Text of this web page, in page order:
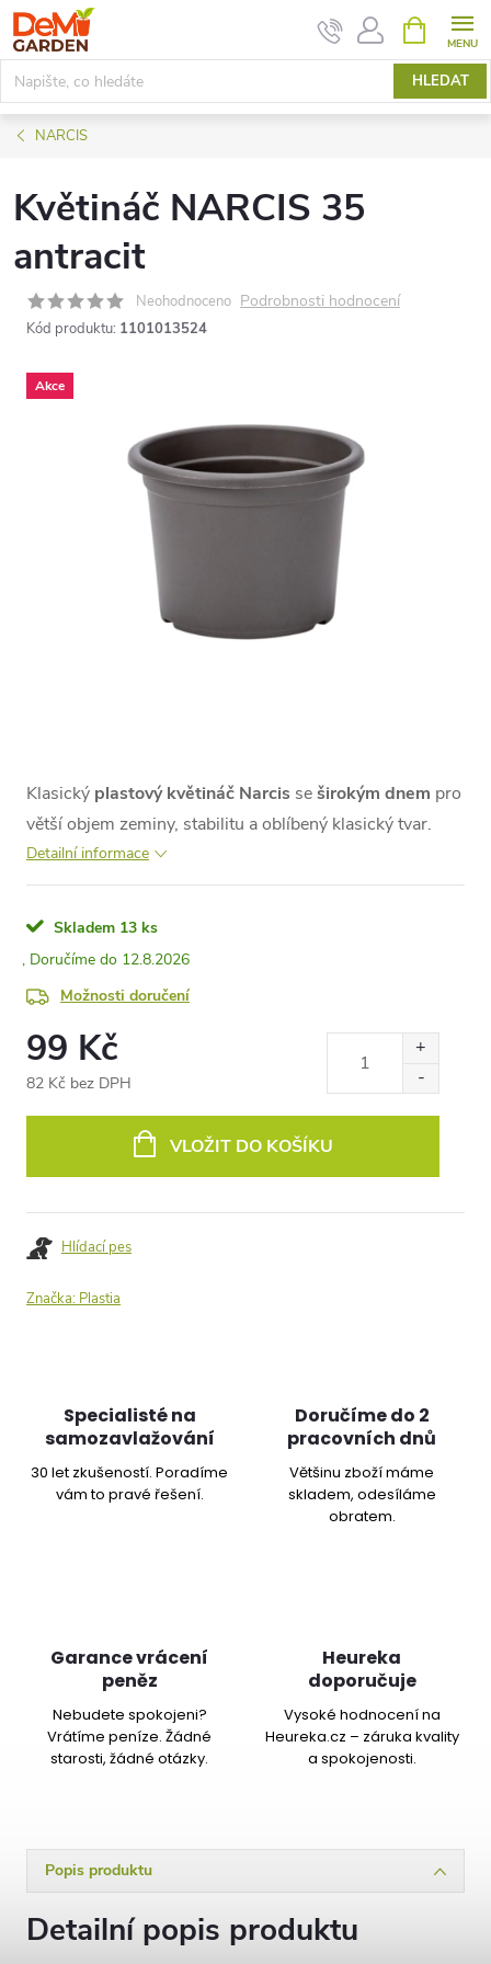
Přejít
na
obsah
HLEDAT
NÁKUPNÍ
KOŠÍK
NARCIS
Květináč NARCIS 35
antracit
Neohodnoceno Podrobnosti hodnocení
Kód produktu: 1101013524
Akce
Klasický plastový květináč Narcis seširokým dnem pro
větší objem zeminy, stabilitu a oblíbený klasický tvar.
Detailní informace
Skladem 13 ks
12.8.2026
Možnosti doručení
99 Kč
82 Kč bez DPH
VLOŽIT DO KOŠÍKU
Hlídací pes
Značka: Plastia
Specialisté na
samozavlažování
30 let zkušeností. Poradíme
vám to pravé řešení.
Doručíme do 2
pracovních dnů
Většinu zboží máme
skladem, odesíláme
obratem.
Garance vrácení
peněz
Nebudete spokojeni?
Vrátíme peníze. Žádné
starosti, žádné otázky.
Heureka
doporučuje
Vysoké hodnocení na
Heureka.cz – záruka kvality
a spokojenosti.
Popis produktu
Detailní popis produktu